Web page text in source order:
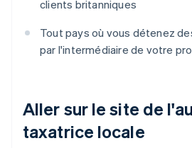
clients britanniques
Tout pays où vous détenez
par l'intermédiaire de votre
Aller sur le site de
taxatrice locale